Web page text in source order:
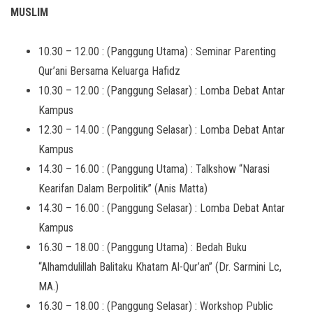
MUSLIM
10.30 – 12.00 : (Panggung Utama) : Seminar Parenting
Qur’ani Bersama Keluarga Hafidz
10.30 – 12.00 : (Panggung Selasar) : Lomba Debat Antar
Kampus
12.30 – 14.00 : (Panggung Selasar) : Lomba Debat Antar
Kampus
14.30 – 16.00 : (Panggung Utama) : Talkshow “Narasi
Kearifan Dalam Berpolitik” (Anis Matta)
14.30 – 16.00 : (Panggung Selasar) : Lomba Debat Antar
Kampus
16.30 – 18.00 : (Panggung Utama) : Bedah Buku
“Alhamdulillah Balitaku Khatam Al-Qur’an” (Dr. Sarmini Lc,
MA.)
16.30 – 18.00 : (Panggung Selasar) : Workshop Public